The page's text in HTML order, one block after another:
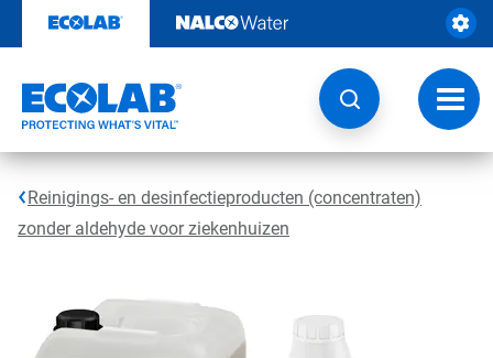
content
Reinigings- en desinfectieproducten (concentraten)
zonder aldehyde voor ziekenhuizen